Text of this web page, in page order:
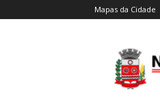
Mapas da Cidade